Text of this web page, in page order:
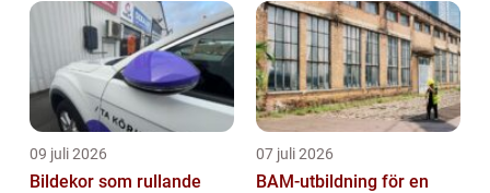
09 juli 2026
Bildekor som rullande
07 juli 2026
BAM-utbildning för en